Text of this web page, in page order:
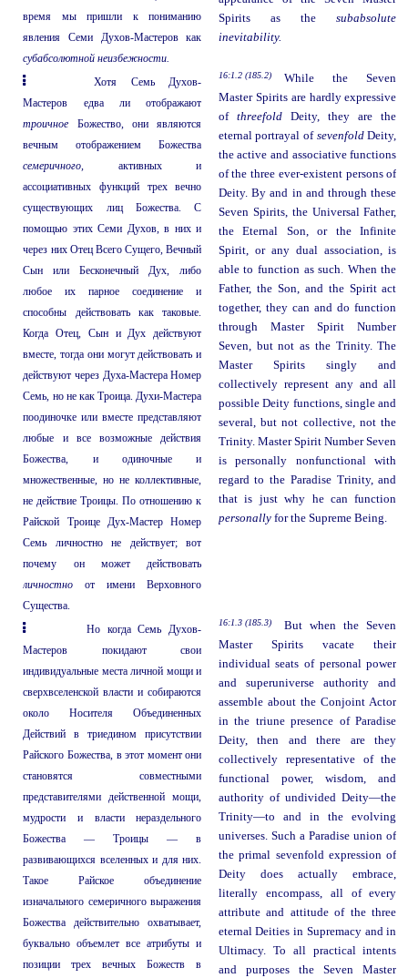
время мы пришли к пониманию
явления Семи Духов-Мастеров как
субабсолютной неизбежности.
Spirits as thesubabsolute
inevitability.
Хотя Семь Духов-
Мастеров едва ли отображают
троичное Божество, они являются
вечным отображением Божества
семеричного, активных и
ассоциативных функций трех вечно
существующих лиц Божества. С
помощью этих Семи Духов, в них и
через них Отец Всего Сущего, Вечный
Сын или Бесконечный Дух, либо
любое их парное соединение и
способны действовать как таковые.
Когда Отец, Сын и Дух действуют
вместе, тогда они могут действовать и
действуют через Духа-Мастера Номер
Семь, но не как Троица. Духи-Мастера
поодиночке или вместе представляют
любые и все возможные действия
Божества, и одиночные и
множественные, но не коллективные,
не действие Троицы. По отношению к
Райской Троице Дух-Мастер Номер
Семь личностно не действует; вот
почему он может действовать
личностно от имени Верховного
Существа.
16:1.2 (185.2)
While the Seven
Master Spirits are hardly expressive
of threefoldDeity, they are the
eternal portrayal of sevenfoldDeity,
the active and associative functions
of the three ever-existent persons of
Deity. By and in and through these
Seven Spirits, the Universal Father,
the Eternal Son, or the Infinite
Spirit, or any dual association, is
able to function as such. When the
Father, the Son, and the Spirit act
together, they can and do function
through Master Spirit Number
Seven, but not as the Trinity. The
Master Spirits singly and
collectively represent any and all
possible Deity functions, single and
several, but not collective, not the
Trinity. Master Spirit Number Seven
is personally nonfunctional with
regard to the Paradise Trinity, and
that is just why he can function
personallyfor the Supreme Being.
Но когда Семь Духов-
Мастеров покидают свои
индивидуальные места личной мощи и
сверхвселенской власти и собираются
около Носителя Объединенных
Действий в триедином присутствии
Райского Божества, в этот момент они
становятся совместными
представителями действенной мощи,
мудрости и власти нераздельного
Божества — Троицы — в
развивающихся вселенных и для них.
Такое Райское объединение
изначального семеричного выражения
Божества действительно охватывает,
буквально объемлет все атрибуты и
позиции трех вечных Божеств в
16:1.3 (185.3)
But when the Seven
Master Spirits vacate their
individual seats of personal power
and superuniverse authority and
assemble about the Conjoint Actor
in the triune presence of Paradise
Deity, then and there are they
collectively representative of the
functional power, wisdom, and
authority of undivided Deity—the
Trinity—to and in the evolving
universes. Such a Paradise union of
the primal sevenfold expression of
Deity does actually embrace,
literally encompass, all of every
attribute and attitude of the three
eternal Deities in Supremacy and in
Ultimacy. To all practical intents
and purposes the Seven Master